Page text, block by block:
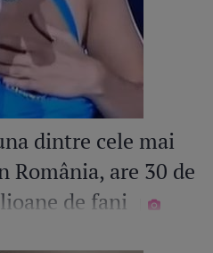
dintre cele mai
are 30 de
de fani